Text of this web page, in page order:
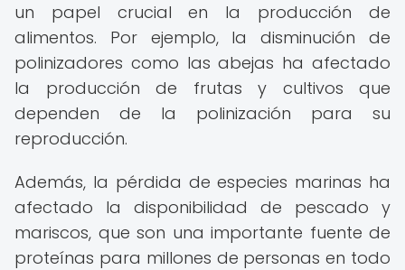
un papel crucial en la producción de
alimentos. Por ejemplo, la disminución de
polinizadores como las abejas ha afectado
la producción de frutas y cultivos que
dependen de la polinización para su
reproducción.
Además, la pérdida de especies marinas ha
afectado la disponibilidad de pescado y
mariscos, que son una importante fuente de
proteínas para millones de personas en todo